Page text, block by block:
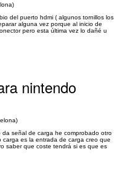
del puerto hdmi ( algunos tornillos los
alguna vez porque al inicio de
pero esta última vez lo dañé u
nintendo
señal de carga he comprobado otro
es la entrada de carga creo que
saber que coste tendrá si es que es